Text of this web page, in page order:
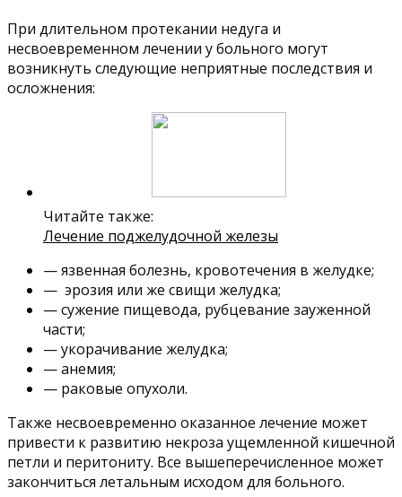
При длительном протекании недуга и
несвоевременном лечении у больного могут
возникнуть следующие неприятные последствия и
осложнения:
Читайте также:
Лечение поджелудочной железы
— язвенная болезнь, кровотечения в желудке;
— эрозия или же свищи желудка;
— сужение пищевода, рубцевание зауженной
части;
— укорачивание желудка;
— анемия;
— раковые опухоли.
Также несвоевременно оказанное лечение может
привести к развитию некроза ущемленной кишечной
петли и перитониту. Все вышеперечисленное может
закончиться летальным исходом для больного.